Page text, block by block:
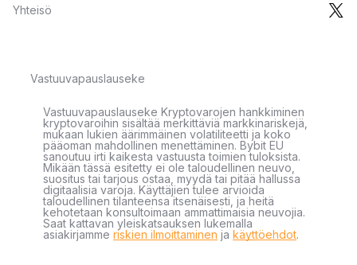
Yhteisö
Vastuuvapauslauseke
Vastuuvapauslauseke Kryptovarojen hankkiminen
kryptovaroihin sisältää merkittäviä markkinariskejä,
mukaan lukien äärimmäinen volatiliteetti ja koko
pääoman mahdollinen menettäminen. Bybit EU
sanoutuu irti kaikesta vastuusta toimien tuloksista.
Mikään tässä esitetty ei ole taloudellinen neuvo,
suositus tai tarjous ostaa, myydä tai pitää hallussa
digitaalisia varoja. Käyttäjien tulee arvioida
taloudellinen tilanteensa itsenäisesti, ja heitä
kehotetaan konsultoimaan ammattimaisia neuvojia.
Saat kattavan yleiskatsauksen lukemalla
asiakirjamme riskien ilmoittaminen ja käyttöehdot.